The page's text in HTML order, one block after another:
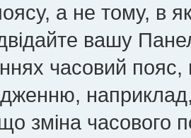
а не тому, в
вашу
часовий пояс,
зміна часового